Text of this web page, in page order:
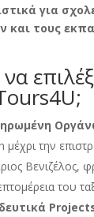
για
και τους
να
μέχρι την
Βενιζέλος,
του